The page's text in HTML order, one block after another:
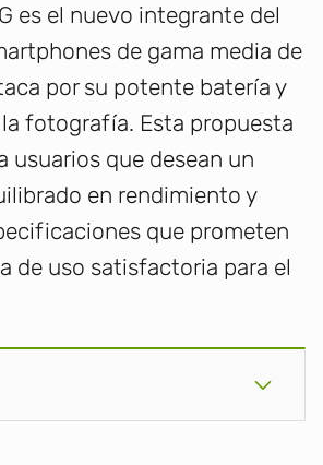
es el nuevo integrante del
de gama media de
por su potente batería y
fotografía. Esta propuesta
usuarios que desean un
en rendimiento y
que prometen
de uso satisfactoria para el